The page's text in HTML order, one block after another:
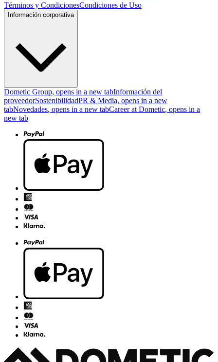
Términos y CondicionesCondiciones de Uso
Información corporativa
Dometic Group, opens in a new tabInformación del
proveedorSostenibilidadPR & Media, opens in a new
tabNovedades, opens in a new tabCareer at Dometic, opens in a
new tab